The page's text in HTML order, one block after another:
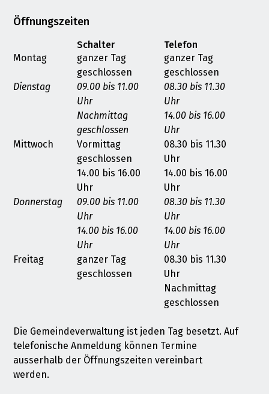
Öffnungszeiten
Schalter
Telefon
Montag
ganzer Tag
geschlossen
ganzer Tag
geschlossen
Dienstag
09.00 bis 11.00
Uhr
08.30 bis 11.30
Uhr
Nachmittag
geschlossen
14.00 bis 16.00
Uhr
Mittwoch
Vormittag
geschlossen
08.30 bis 11.30
Uhr
14.00 bis 16.00
Uhr
14.00 bis 16.00
Uhr
Donnerstag
09.00 bis 11.00
Uhr
08.30 bis 11.30
Uhr
14.00 bis 16.00
Uhr
14.00 bis 16.00
Uhr
Freitag
ganzer Tag
geschlossen
08.30 bis 11.30
Uhr
Nachmittag
geschlossen
Die Gemeindeverwaltung ist jeden Tag besetzt. Auf
telefonische Anmeldung können Termine
ausserhalb der Öffnungszeiten vereinbart
werden.